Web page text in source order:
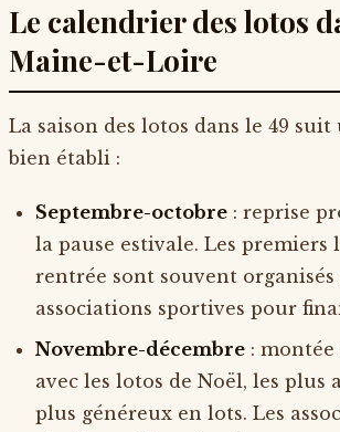
Le calendrier des lotos
Maine-et-Loire
La saison des lotos dans le 49
bien établi :
Septembre-octobre : reprise
la pause estivale. Les premiers
rentrée sont souvent organisés
associations sportives pour
Novembre-décembre : montée
avec les lotos de Noël, les plus
plus généreux en lots. Les